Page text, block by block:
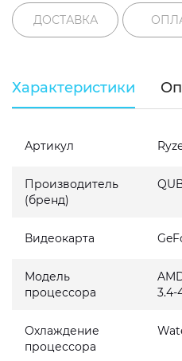
ДОСТАВКА
Характеристики
Артикул
Производитель
(бренд)
Видеокарта
Модель
процессора
3.4-
Охлаждение
процессора